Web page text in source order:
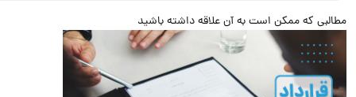
که ممکن است به آن علاقه داشته باشید